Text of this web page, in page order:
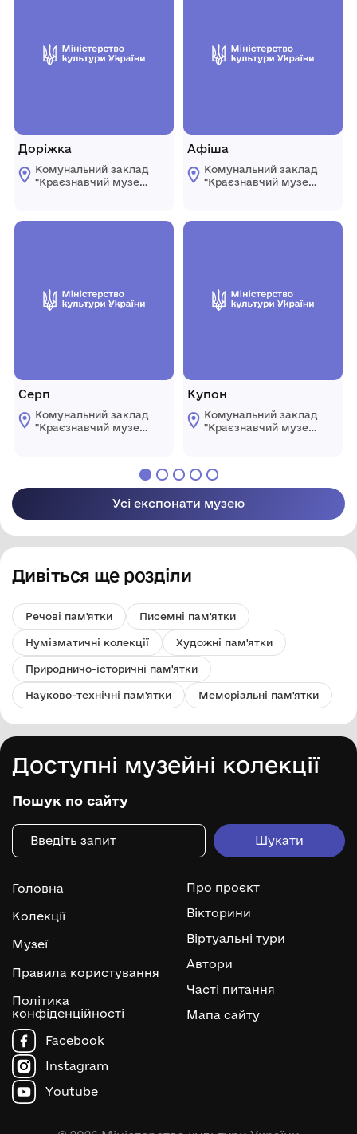
Доріжка
Комунальний заклад
"Краєзнавчий музей
Серп
Комунальний заклад
"Краєзнавчий музей
Афіша
Комунальний заклад
"Краєзнавчий музей
Купон
Комунальний заклад
"Краєзнавчий музей
Усі експонати музею
Дивіться ще розділи
Речові пам'ятки Писемні пам'ятки
Нумізматичні колекції Художні пам'ятки
Природничо-історичні пам'ятки
Науково-технічні пам'ятки Меморіальні пам'ятки
Доступні музейні колекції
Пошук по сайту
Головна
Колекції
Музеї
Правила користування
Політика
конфіденційності
Про проєкт
Вікторини
Віртуальні тури
Автори
Часті питання
Мапа сайту
Facebook
Instagram
Youtube